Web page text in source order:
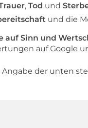
, Tod und
und die
auf Sinn und
auf Google
der unten